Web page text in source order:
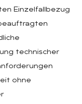
Einzelfallbezug
technischer
ohne